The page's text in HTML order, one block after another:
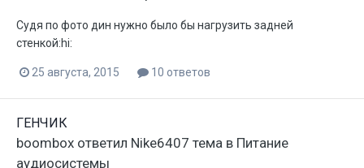
Судя по фото дин нужно было бы нагрузить задней
стенкой:hi:
25 августа, 2015 10 ответов
ГЕНЧИК
boombox ответил Nike6407 тема в Питание
аудиосистемы